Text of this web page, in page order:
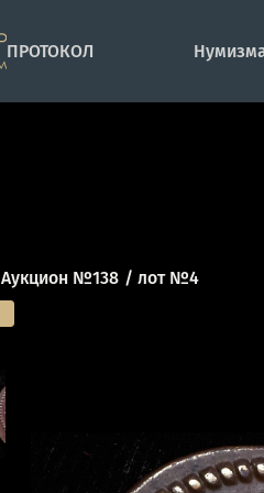
ПРОТОКОЛ
Аукцион №138 лот №4